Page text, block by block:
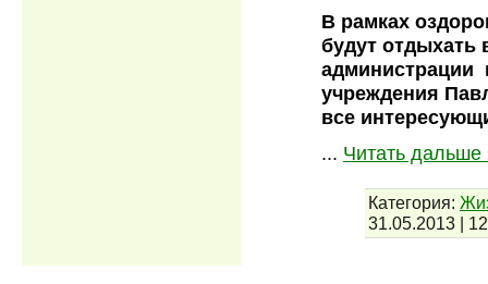
В рамках
будут
администрации
учреждения
все
... Читать дальше
Категория:
31.05.2013 |